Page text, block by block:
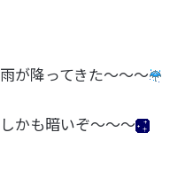
雨が降ってきた～～～
しかも暗いぞ～～～